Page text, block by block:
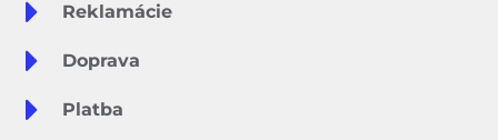
Reklamácie
Doprava
Platba